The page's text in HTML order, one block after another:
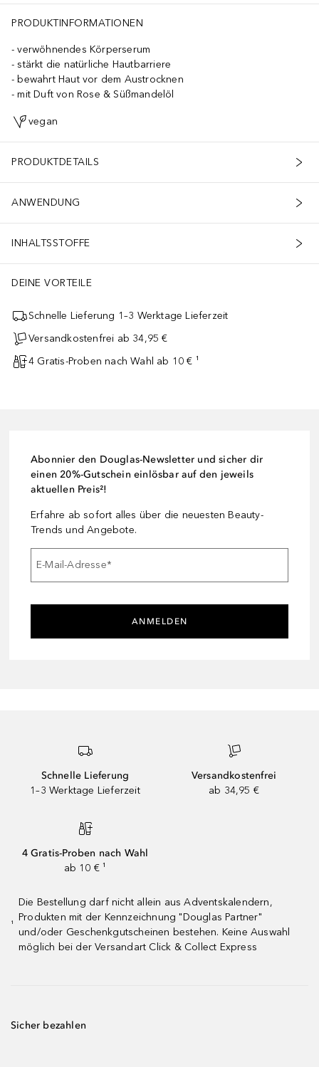
PRODUKTINFORMATIONEN
verwöhnendes Körperserum
stärkt die natürliche Hautbarriere
bewahrt Haut vor dem Austrocknen
mit Duft von Rose & Süßmandelöl
vegan
PRODUKTDETAILS
ANWENDUNG
INHALTSSTOFFE
DEINE VORTEILE
Schnelle Lieferung 1–3 Werktage Lieferzeit
Versandkostenfrei ab 34,95 €
4 Gratis-Proben nach Wahl ab 10 € ¹
Abonnier den Douglas-Newsletter und sicher dir
einen 20%-Gutschein einlösbar auf den jeweils
aktuellen Preis²!
Erfahre ab sofort alles über die neuesten Beauty-
Trends und Angebote.
E-Mail-Adresse*
ANMELDEN
Schnelle Lieferung
1–3 Werktage Lieferzeit
Versandkostenfrei
ab 34,95 €
4 Gratis-Proben nach Wahl
ab 10 € ¹
¹
Die Bestellung darf nicht allein aus Adventskalendern,
Produkten mit der Kennzeichnung "Douglas Partner"
und/oder Geschenkgutscheinen bestehen. Keine Auswahl
möglich bei der Versandart Click & Collect Express
Sicher bezahlen